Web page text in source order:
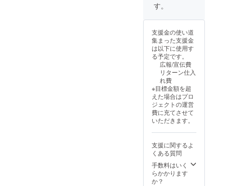
保証期
入日か
ら6ヶ月
間。 ※
不適切
な使用
（雨ざ
置・分
解改造
など）
は保証
対象
外。
り / 日本
証の有
無、保
証の適
用条
件、保
証期間
通常使
用によ
る初期
不良は
無償交
換（商
後7日以
内に連
絡）。
保証期
間：購
供する
です。
室内設
置推
奨。換
気扇・
窓付き
性も確
保。入
口ドア
はロッ
ク可
能。 ・
明書の
有無・
対応言
語：あ
り / 日本
80cm×
90cm
80kg ・
素材：
木材
（構造
部
防音吸
音材、
ポリエ
ステル
（内
装）、
レス
（金具
部品）
・使用
方法：
メー
在地
（国）
： 日本
・製造
国： 日
本 ・法
株式会
社
SALVAT
ORE 2.
商品概
要につ
商品サ
イズ/重
量：横
120cm
×縦
す。
支援金の使い道
集まった支援金
は以下に使用す
る予定です。
広報/宣伝費
リターン仕入
れ費
※目標金額を超
えた場合はプロ
ジェクトの運営
費に充てさせて
いただきます。
支援に関するよ
くある質問
手数料はいく
らかかります
か？